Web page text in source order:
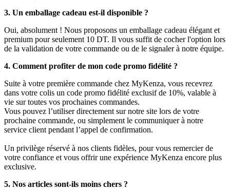
3. Un emballage cadeau est-il disponible ?
Oui, absolument ! Nous proposons un emballage cadeau élégant et
premium pour seulement 10 DT. Il vous suffit de cocher l'option lors
de la validation de votre commande ou de le signaler à notre équipe.
4. Comment profiter de mon code promo fidélité ?
Suite à votre première commande chez MyKenza, vous recevrez
dans votre colis un code promo fidélité exclusif de 10%, valable à
vie sur toutes vos prochaines commandes.
Vous pouvez l’utiliser directement sur notre site lors de votre
prochaine commande, ou simplement le communiquer à notre
service client pendant l’appel de confirmation.
Un privilège réservé à nos clients fidèles, pour vous remercier de
votre confiance et vous offrir une expérience MyKenza encore plus
exclusive.
5. Nos articles sont-ils moins chers ?